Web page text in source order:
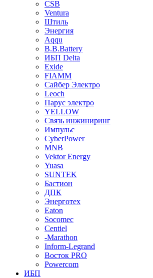
CSB
Ventura
Штиль
Энергия
Aqqu
B.B.Bаttery
ИБП Delta
Exide
FIAMM
Сайбер Электро
Leoch
Парус электро
YELLOW
Связь инжиниринг
Импульс
CyberPower
MNB
Vektor Energy
Yuasa
SUNTEK
Бастион
ДПК
Энерготех
Eaton
Socomec
Centiel
-Marathon
Inform-Legrand
Восток PRO
Powercom
ИБП